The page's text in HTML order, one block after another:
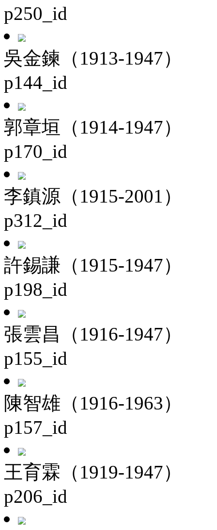
p250_id
吳金鍊（1913-1947）
p144_id
郭章垣（1914-1947）
p170_id
李鎮源（1915-2001）
p312_id
許錫謙（1915-1947）
p198_id
張雲昌（1916-1947）
p155_id
陳智雄（1916-1963）
p157_id
王育霖（1919-1947）
p206_id